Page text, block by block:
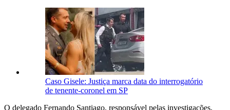
Caso Gisele: Justiça marca data do interrogatório
de tenente-coronel em SP
O delegado Fernando Santiago, responsável pelas investigações,